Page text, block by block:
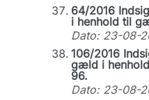
64/2016
i henhold til
Dato: 23-08-
106/2016
gæld i
96.
Dato: 23-08-